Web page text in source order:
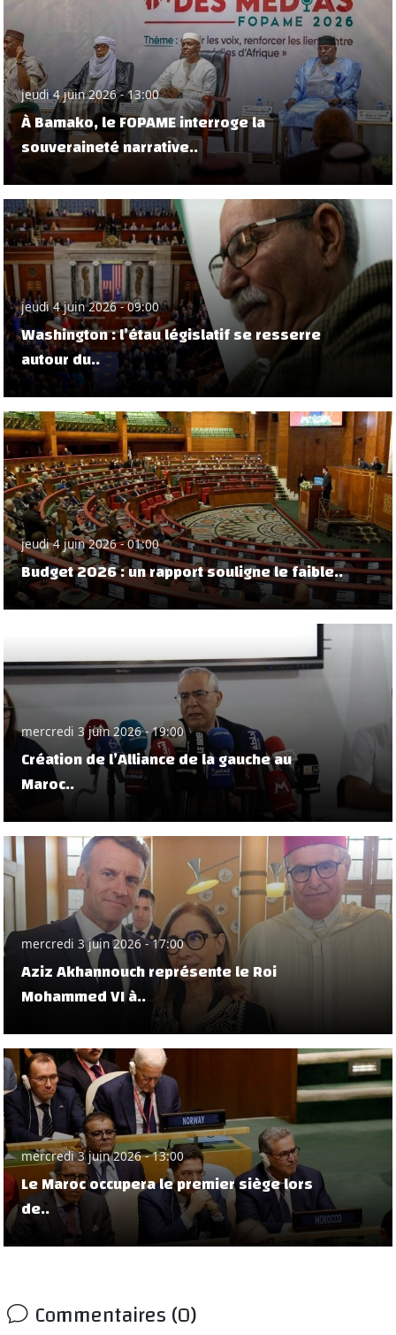
jeudi 4 juin 2026 - 13:00
À Bamako, le FOPAME interroge la
souveraineté narrative..
jeudi 4 juin 2026 - 09:00
Washington : l’étau législatif se resserre
autour du..
jeudi 4 juin 2026 - 01:00
Budget 2026 : un rapport souligne le faible..
mercredi 3 juin 2026 - 19:00
Création de l’Alliance de la gauche au
Maroc..
mercredi 3 juin 2026 - 17:00
Aziz Akhannouch représente le Roi
Mohammed VI à..
mercredi 3 juin 2026 - 13:00
Le Maroc occupera le premier siège lors
de..
Commentaires (0)